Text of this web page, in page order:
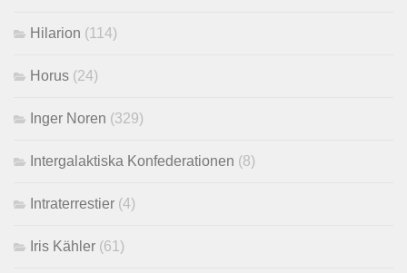
Hilarion (114)
Horus (24)
Inger Noren (329)
Intergalaktiska Konfederationen (8)
Intraterrestier (4)
Iris Kähler (61)